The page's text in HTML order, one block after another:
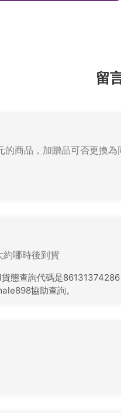
留
商品，加贈品可否更換
哪時後到貨
態查詢代碼是
協助查詢。